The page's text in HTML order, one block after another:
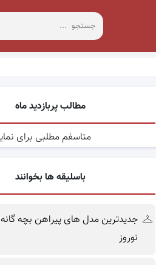
مطالب پربازدید ماه
متاسفم مطلبی برای
باسلیقه ها بخوانند
جدیدترین مدل های پیراهن بچه
نوروز